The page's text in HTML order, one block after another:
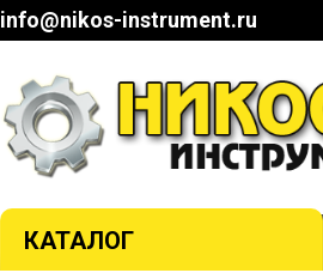
info@nikos-instrument.ru
КАТАЛОГ